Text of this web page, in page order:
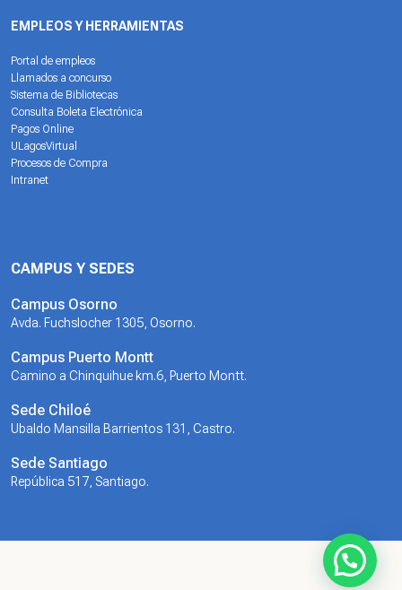
EMPLEOS Y HERRAMIENTAS
Portal de empleos
Llamados a concurso
Sistema de Bibliotecas
Consulta Boleta Electrónica
Pagos Online
ULagosVirtual
Procesos de Compra
Intranet
CAMPUS Y SEDES
Campus Osorno
Avda. Fuchslocher 1305, Osorno.
Campus Puerto Montt
Camino a Chinquihue km.6, Puerto Montt.
Sede Chiloé
Ubaldo Mansilla Barrientos 131, Castro.
Sede Santiago
República 517, Santiago.